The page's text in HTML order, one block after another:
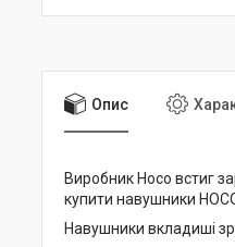
Опис
Виробник Hoco встиг
купити навушники
Навушники вкладиші